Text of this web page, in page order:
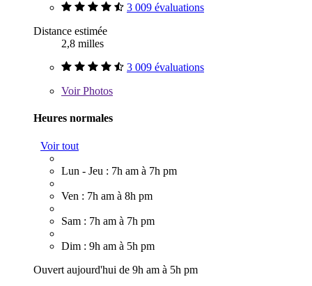
3 009 évaluations
Distance estimée
2,8 milles
3 009 évaluations
VoirPhotos
Heures normales
Voir tout
Lun - Jeu : 7h am à 7h pm
Ven : 7h am à 8h pm
Sam : 7h am à 7h pm
Dim : 9h am à 5h pm
Ouvert aujourd'hui de 9h am à 5h pm